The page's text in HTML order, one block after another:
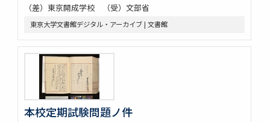
（差）東京開成学校 （受）文部省
東京大学文書館デジタル・アーカイブ | 文書館
本校定期試験問題ノ件